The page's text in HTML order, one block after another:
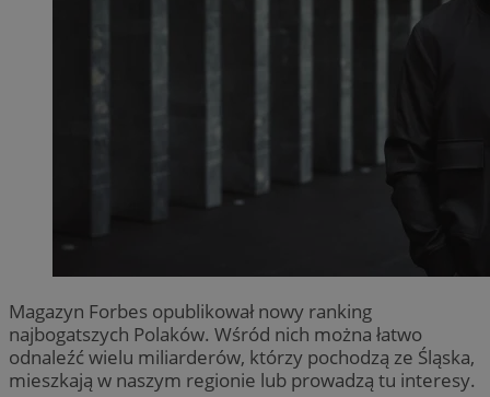
Magazyn Forbes opublikował nowy ranking
najbogatszych Polaków. Wśród nich można łatwo
odnaleźć wielu miliarderów, którzy pochodzą ze Śląska,
mieszkają w naszym regionie lub prowadzą tu interesy.